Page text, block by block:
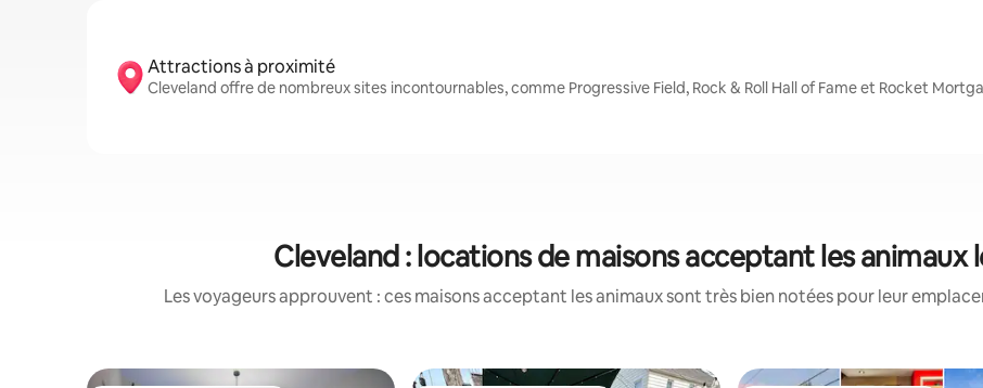
Attractions à proximité
Cleveland offre de nombreux sites incontournables, comme Progressive Field, Rock & Roll Hall of Fame et Rocket
Cleveland : locations de maisons acceptant les animaux
Les voyageurs approuvent : ces maisons acceptant les animaux sont très bien notées pour leur